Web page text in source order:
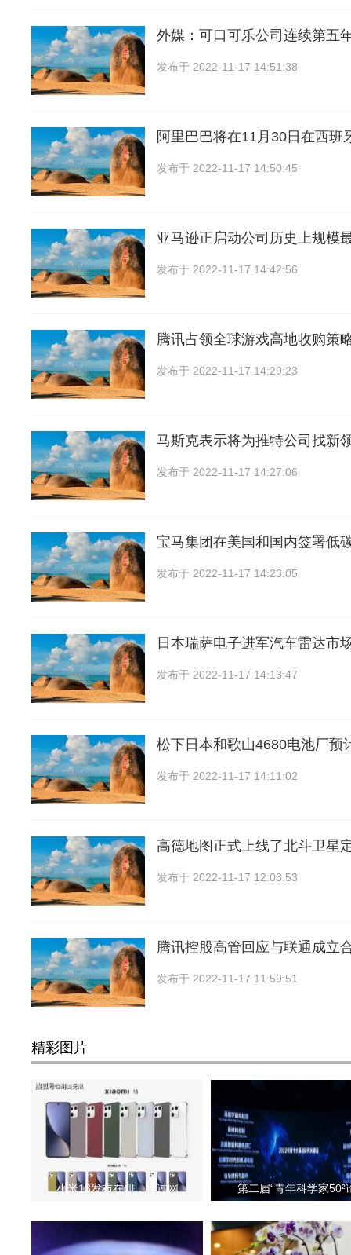
外媒：可口可乐公司连续第五
发布于 2022-11-17 14:51:38
阿里巴巴将在11月30日在西班
发布于 2022-11-17 14:50:45
亚马逊正启动公司历史上规模
发布于 2022-11-17 14:42:56
腾讯占领全球游戏高地收购策
发布于 2022-11-17 14:29:23
马斯克表示将为推特公司找新
发布于 2022-11-17 14:27:06
宝马集团在美国和国内签署低
发布于 2022-11-17 14:23:05
日本瑞萨电子进军汽车雷达市
发布于 2022-11-17 14:13:47
松下日本和歌山4680电池厂预
发布于 2022-11-17 14:11:02
高德地图正式上线了北斗卫星
发布于 2022-11-17 12:03:53
腾讯控股高管回应与联通成立
发布于 2022-11-17 11:59:51
精彩图片
小米13发布在即，通过网 第二届“青年科学家50²